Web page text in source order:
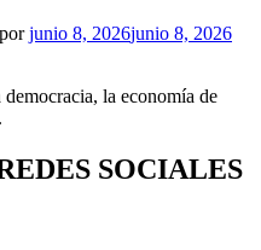
junio 8, 2026junio 8, 2026
la economía de
SOCIALES